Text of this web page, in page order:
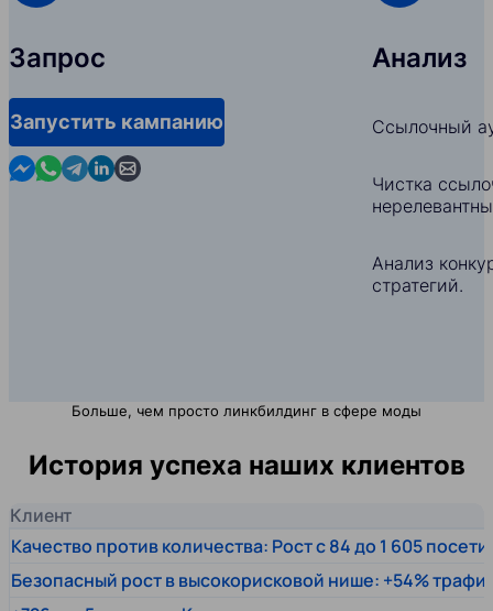
Запрос
Запустить кампанию
Contact us in Messenger
Contact us in WhatsApp
Contact us in Telegram
Contact us in Linkedin
Contact us by email
Анализ
Ссылочный
Чистка
Анализ
стратегий.
Больше, чем просто линкбилдинг в сфере моды
История успеха наших клиентов
Клиент
Качество против количества: Рост с 84 до 1 605
Безопасный рост в высокорисковой нише: +54%